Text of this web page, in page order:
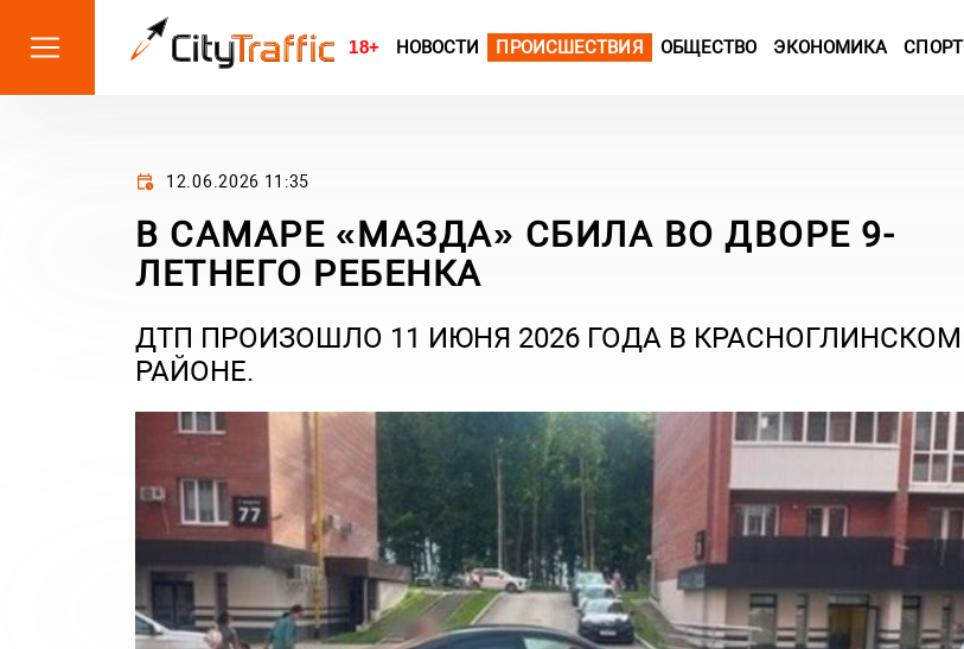
18+ НОВОСТИ ПРОИСШЕСТВИЯ ОБЩЕСТВО ЭКОНОМИКА СПОРТ
12.06.2026 11:35
В САМАРЕ «МАЗДА» СБИЛА ВО ДВОРЕ 9-
ЛЕТНЕГО РЕБЕНКА
ДТП ПРОИЗОШЛО 11 ИЮНЯ 2026 ГОДА В КРАСНОГЛИНСКОМ
РАЙОНЕ.